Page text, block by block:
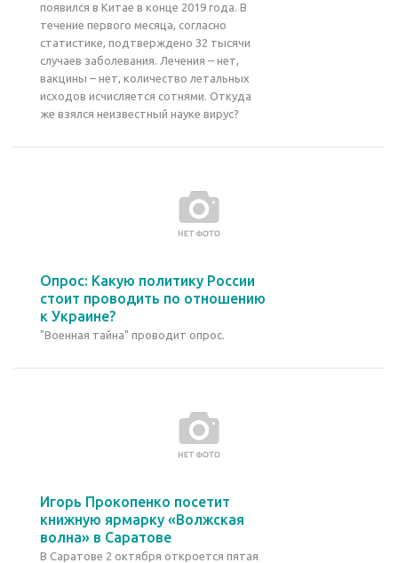
появился в Китае в конце 2019 года. В
течение первого месяца, согласно
статистике, подтверждено 32 тысячи
случаев заболевания. Лечения – нет,
вакцины – нет, количество летальных
исходов исчисляется сотнями. Откуда
же взялся неизвестный науке вирус?
Опрос: Какую политику России
стоит проводить по отношению
к Украине?
"Военная тайна" проводит опрос.
Игорь Прокопенко посетит
книжную ярмарку «Волжская
волна» в Саратове
В Саратове 2 октября откроется пятая